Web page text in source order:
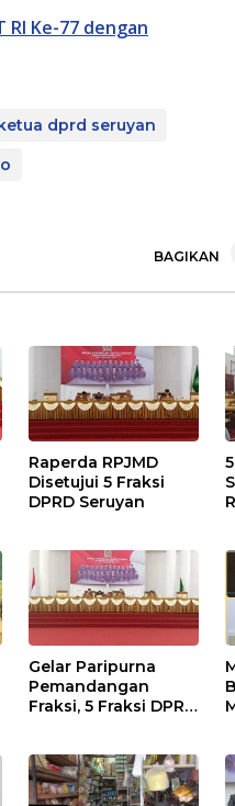
RI Ke-77 dengan
dprd seruyan
BAGIKAN
Raperda RPJMD
Disetujui 5 Fraksi
DPRD Seruyan
Gelar Paripurna
Pemandangan
Fraksi, 5 Fraksi DPRD